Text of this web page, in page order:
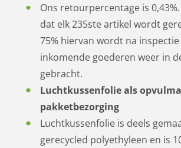
Ons retourpercentage is 0,43%.
dat elk 235ste artikel wordt
75% hiervan wordt na
inkomende goederen weer in
gebracht.
Luchtkussenfolie als
pakketbezorging
Luchtkussenfolie is deels
gerecycled polyethyleen en is